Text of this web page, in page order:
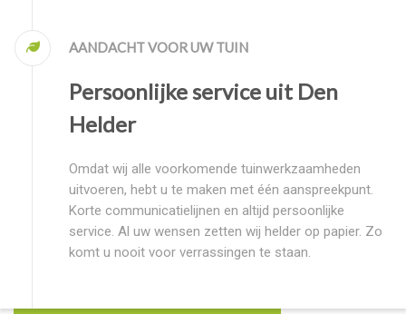
AANDACHT VOOR UW TUIN
Persoonlijke service uit Den
Helder
Omdat wij alle voorkomende tuinwerkzaamheden
uitvoeren, hebt u te maken met één aanspreekpunt.
Korte communicatielijnen en altijd persoonlijke
service. Al uw wensen zetten wij helder op papier. Zo
komt u nooit voor verrassingen te staan.